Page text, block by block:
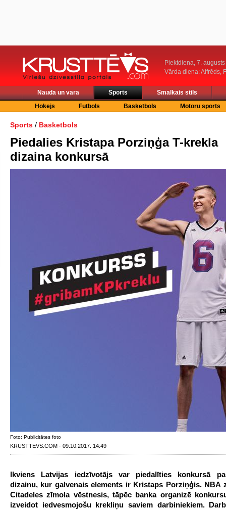
Piektdiena, 7. augusts
Vārda diena: Alfrēds,
Nauda un vara Sports
Smalkais stils
Hokejs
Futbols Basketbols Motoru sports
Sports / Basketbols
Piedalies Kristapa Porziņģa T-krekla
dizaina konkursā
Foto: Publicitātes foto
KRUSTTEVS.COM · 09.10.2017. 14:49
Ikviens Latvijas iedzīvotājs var piedalīties konkursā
dizainu, kur galvenais elements ir Kristaps Porziņģis. NBA
Citadeles zīmola vēstnesis, tāpēc banka organizē
izveidot iedvesmojošu krekliņu saviem darbiniekiem.